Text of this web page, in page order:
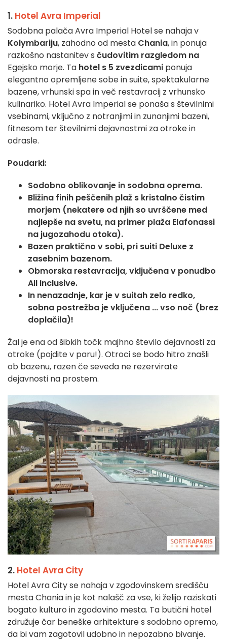
1. Hotel Avra Imperial
Sodobna palača Avra Imperial Hotel se nahaja v
Kolymbariju, zahodno od mesta Chania, in ponuja
razkošno nastanitev s čudovitim razgledom na
Egejsko morje. Ta hotel s 5 zvezdicami ponuja
elegantno opremljene sobe in suite, spektakularne
bazene, vrhunski spa in več restavracij z vrhunsko
kulinariko. Hotel Avra Imperial se ponaša s številnimi
vsebinami, vključno z notranjimi in zunanjimi bazeni,
fitnesom ter številnimi dejavnostmi za otroke in
odrasle.
Poudarki:
Sodobno oblikovanje in sodobna oprema.
Bližina finih peščenih plaž s kristalno čistim
morjem (nekatere od njih so uvrščene med
najlepše na svetu, na primer plaža Elafonassi
na jugozahodu otoka).
Bazen praktično v sobi, pri suiti Deluxe z
zasebnim bazenom.
Obmorska restavracija, vključena v ponudbo
All Inclusive.
In nenazadnje, kar je v suitah zelo redko,
sobna postrežba je vključena ... vso noč (brez
doplačila)!
Žal je ena od šibkih točk majhno število dejavnosti za
otroke (pojdite v paru!). Otroci se bodo hitro znašli
ob bazenu, razen če seveda ne rezervirate
dejavnosti na prostem.
2. Hotel Avra City
Hotel Avra City se nahaja v zgodovinskem središču
mesta Chania in je kot nalašč za vse, ki želijo raziskati
bogato kulturo in zgodovino mesta. Ta butični hotel
združuje čar beneške arhitekture s sodobno opremo,
da bi vam zagotovil udobno in nepozabno bivanje.